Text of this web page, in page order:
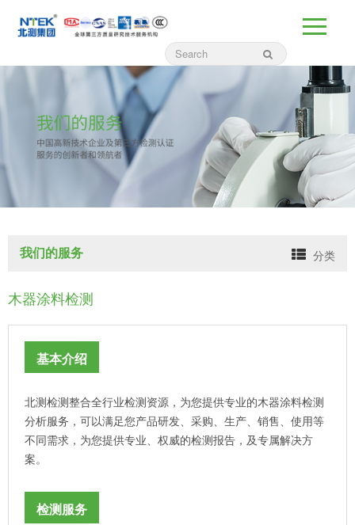
我们的服务 分类
木器涂料检测
基本介绍
北测检测整合全行业检测资源，为您提供专业的木器涂料检测
分析服务，可以满足您产品研发、采购、生产、销售、使用等
不同需求，为您提供专业、权威的检测报告，及专属解决方
案。
检测服务